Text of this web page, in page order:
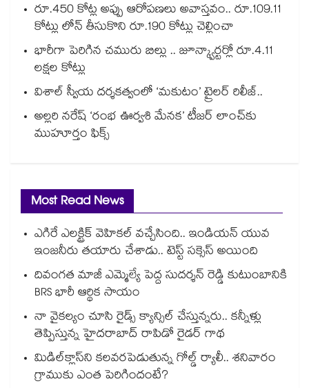
రూ.450 కోట్ల అప్పు ఆరోపణలు అవాస్తవం.. రూ.109.11
కోట్లు లోన్ తీసుకొని రూ.190 కోట్లు చెల్లించా
భారీగా పెరిగిన చమురు బిల్లు .. జూన్క్వార్టర్లో రూ.4.11
లక్షల కోట్లు
విశాల్ స్వీయ దర్శకత్వంలో ‘మకుటం’ ట్రైలర్ రిలీజ్..
అల్లరి నరేష్ ‘రంభ ఊర్వశి మేనక’ టీజర్ లాంచ్‌కు
ముహూర్తం ఫిక్స్
Most Read News
ఎగిరే ఎలక్ట్రిక్ వెహికల్ వచ్చేసింది.. ఇండియన్ యువ
ఇంజనీరు తయారు చేశాడు.. టెస్ట్ సక్సెస్ అయింది
దివంగత మాజీ ఎమ్మెల్యే పెద్ద సుదర్శన్ రెడ్డి కుటుంబానికి
BRS భారీ ఆర్థిక సాయం
నా వైకల్యం చూసి రైడ్స్ క్యాన్సిల్ చేస్తున్నరు.. కన్నీళ్లు
తెప్పిస్తున్న హైదరాబాద్ రాపిడో రైడర్ గాథ
మిడిల్‌క్లాస్‌ని కలవరపెడుతున్న గోల్డ్ ర్యాలీ.. శనివారం
గ్రాముకు ఎంత పెరిగిందంటే?